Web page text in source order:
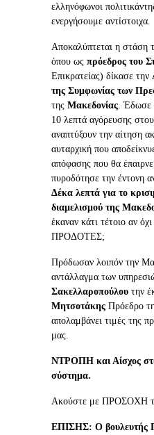
ελληνόφωνοι
ενεργήσουμε αντίστοιχα.
Αποκαλύπτεται η στάση
όπου ως πρόεδρος του
Επικρατείας) δίκασε την
της Συμφωνίας των
της Μακεδονίας . Έδωσε
10 λεπτά αγόρευσης
αναπτύξουν την αίτηση
αυταρχική που
απόφασης που θα
πυροδότησε την έντονη
Δέκα λεπτά για το
διαμελισμού της
έκαναν κάτι τέτοιο αν
ΠΡΟΔΟΤΕΣ;
Πρόδωσαν λοιπόν την
αντάλλαγμα των
Σακελλαροπούλου την
Μητσοτάκης Πρόεδρο
απολαμβάνει τιμές της
μας.
ΝΤΡΟΠΗ και Αίσχος στο
σύστημα.
Ακούστε με ΠΡΟΣΟΧΗ
ΕΠΙΣΗΣ: Ο βουλευτής